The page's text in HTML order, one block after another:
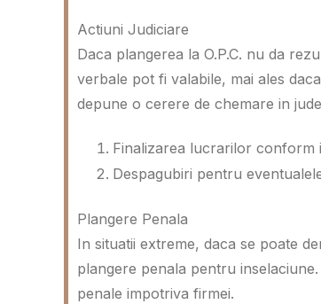
Actiuni Judiciare
Daca plangerea la O.P.C. nu da
verbale pot fi valabile, mai ales
depune o cerere de chemare in
Finalizarea lucrarilor conform
Despagubiri pentru
Plangere Penala
In situatii extreme, daca se poate
plangere penala pentru
penale impotriva firmei.